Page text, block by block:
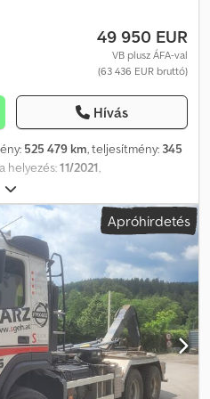
49 950 EUR
VB plusz ÁFA-val
(63 436 EUR bruttó)
Hívás
525 479 km, teljesítmény: 345
helyezés:11/2021,
, hajtástípus:automata,
év: 2021 , Felszereltség:ABS,
elektromos
központi zár,
, = További opciók és
- Tetős spoiler Dcjdpfx
- Légrugós ülések - Rádió/CD-
- Napellenző =
11-2021 Standard fehér
I-save, I-Park, új tachográf G2v2 =
kormányozható Motor
Apróhirdetés